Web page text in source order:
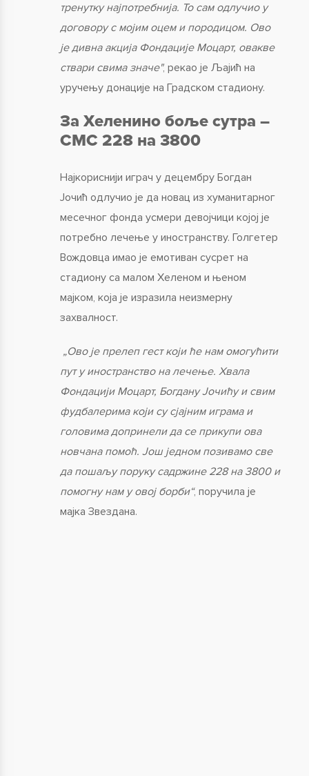
тренутку најпотребнија. То сам одлучио у
договору с мојим оцем и породицом. Ово
је дивна акција Фондације Моцарт, овакве
ствари свима значе", рекао је Љајић на
уручењу донације на Градском стадиону.
За Хеленино боље сутра –
СМС 228 на 3800
Најкориснији играч у децембру Богдан
Јочић одлучио је да новац из хуманитарног
месечног фонда усмери девојчици којој је
потребно лечење у иностранству. Голгетер
Вождовца имао је емотиван сусрет на
стадиону са малом Хеленом и њеном
мајком, која је изразила неизмерну
захвалност.
„Ово је прелеп гест који ће нам омогућити
пут у иностранство на лечење. Хвала
Фондацији Моцарт, Богдану Јочићу и свим
фудбалерима који су сјајним играма и
головима допринели да се прикупи ова
новчана помоћ. Још једном позивамо све
да пошаљу поруку садржине 228 на 3800 и
помогну нам у овој борби“, поручила је
мајка Звездана.